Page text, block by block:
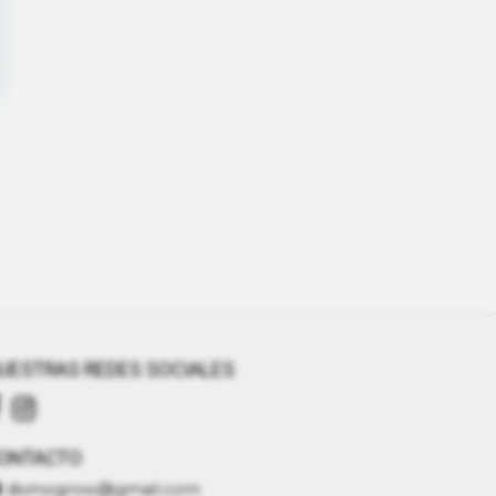
REDES SOCIALES
divinogrow@gmail.com